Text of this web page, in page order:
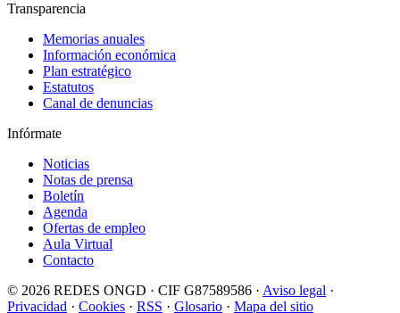
Transparencia
Memorias anuales
Información económica
Plan estratégico
Estatutos
Canal de denuncias
Infórmate
Noticias
Notas de prensa
Boletín
Agenda
Ofertas de empleo
Aula Virtual
Contacto
© 2026 REDES ONGD · CIF G87589586 · Aviso legal ·
Privacidad · Cookies · RSS · Glosario · Mapa del sitio